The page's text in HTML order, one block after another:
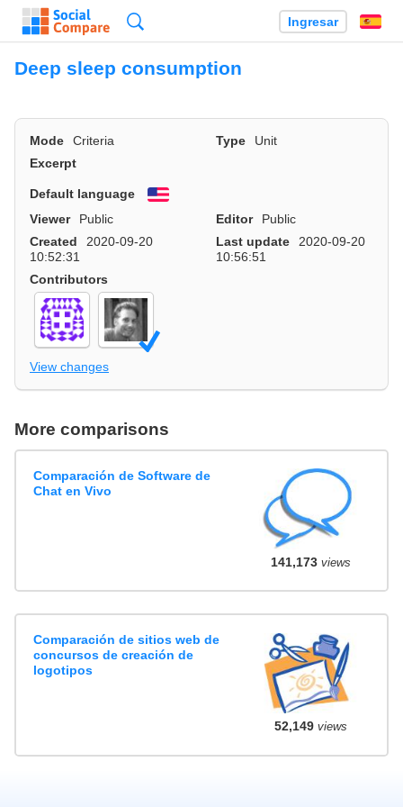
Ingresar
Deep sleep consumption
Mode Criteria Type
Unit
Excerpt
Default language
English
Viewer
Public Editor
Public
Created
2020-09-20
10:52:31
Last update
2020-09-20
10:56:51
Contributors
View changes
More comparisons
Comparación de Software de
Chat en Vivo
141,173views
Comparación de sitios web de
concursos de creación de
logotipos
52,149views